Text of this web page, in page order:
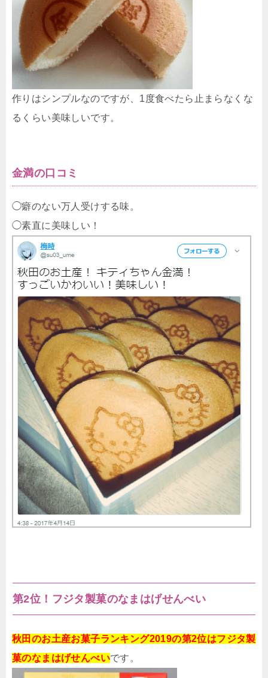
作りはシンプルなのですが、1度食べたら止まらなくな
るくらい美味しいです。
金満の口コミ
◯癖のない万人受けする味。
◯素直に美味しい！
第2位！フジタ製菓のなまはげせんべい
秋田のお土産お菓子ランキング2019の第2位はフジタ製
菓のなまはげせんべいです。